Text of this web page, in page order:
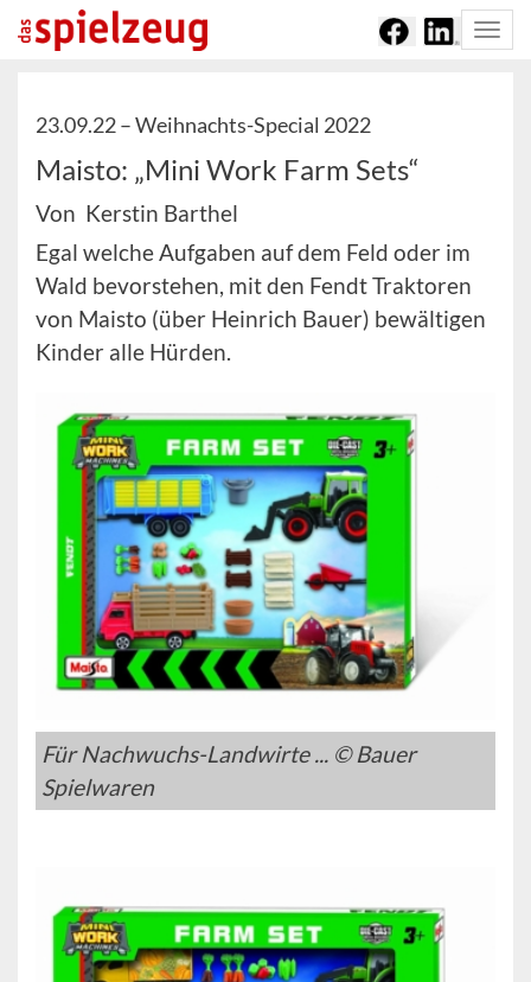
23.09.22 –Weihnachts-Special 2022
Maisto: „Mini Work Farm Sets“
Von Kerstin Barthel
Egal welche Aufgaben auf dem Feld oder im
Wald bevorstehen, mit den Fendt Traktoren
von Maisto (über Heinrich Bauer) bewältigen
Kinder alle Hürden.
Für Nachwuchs-Landwirte ... © Bauer
Spielwaren